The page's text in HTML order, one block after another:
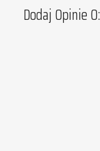
Dodaj Opinie O: